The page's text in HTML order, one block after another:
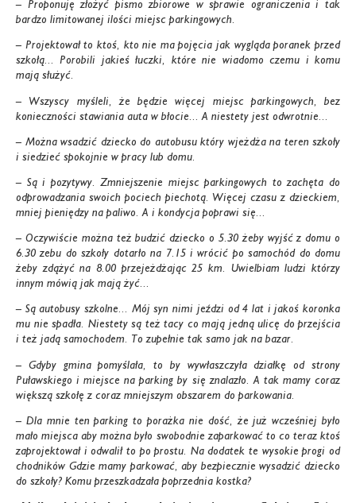
– Proponuję złożyć pismo zbiorowe w sprawie ograniczenia i tak
bardzo limitowanej ilości miejsc parkingowych.
– Projektował to ktoś, kto nie ma pojęcia jak wygląda poranek przed
szkołą... Porobili jakieś łuczki, które nie wiadomo czemu i komu
mają służyć.
– Wszyscy myśleli, że będzie więcej miejsc parkingowych, bez
konieczności stawiania auta w błocie... A niestety jest odwrotnie...
– Można wsadzić dziecko do autobusu który wjeżdża na teren szkoły
i siedzieć spokojnie w pracy lub domu.
– Są i pozytywy. Zmniejszenie miejsc parkingowych to zachęta do
odprowadzania swoich pociech piechotą. Więcej czasu z dzieckiem,
mniej pieniędzy na paliwo. A i kondycja poprawi się...
– Oczywiście można też budzić dziecko o 5.30 żeby wyjść z domu o
6.30 zebu do szkoły dotarło na 7.15 i wrócić po samochód do domu
żeby zdążyć na 8.00 przejeżdżając 25 km. Uwielbiam ludzi którzy
innym mówią jak mają żyć...
– Są autobusy szkolne... Mój syn nimi jeździ od 4 lat i jakoś koronka
mu nie spadła. Niestety są też tacy co mają jedną ulicę do przejścia
i też jadą samochodem. To zupełnie tak samo jak na bazar.
– Gdyby gmina pomyślała, to by wywłaszczyła działkę od strony
Puławskiego i miejsce na parking by się znalazło. A tak mamy coraz
większą szkołę z coraz mniejszym obszarem do parkowania.
– Dla mnie ten parking to porażka nie dość, że już wcześniej było
mało miejsca aby można było swobodnie zaparkować to co teraz ktoś
zaprojektował i odwalił to po prostu. Na dodatek te wysokie progi od
chodników Gdzie mamy parkować, aby bezpiecznie wysadzić dziecko
do szkoły? Komu przeszkadzała poprzednia kostka?